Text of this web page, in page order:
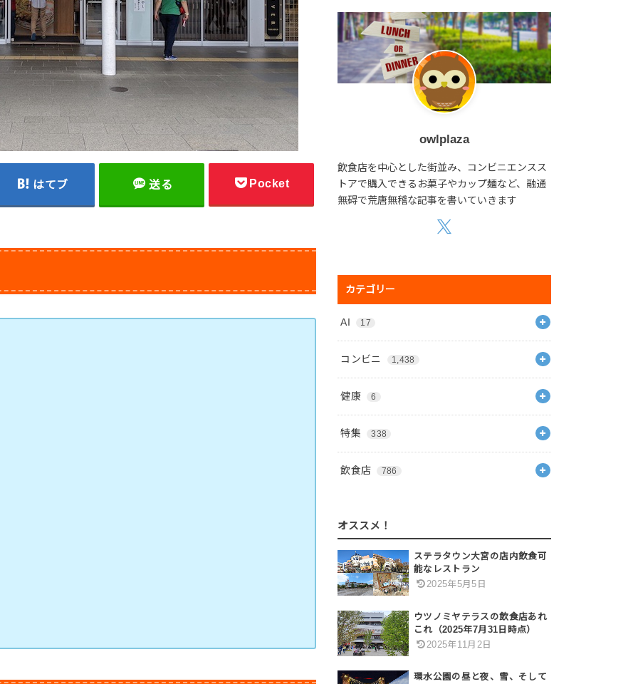
はてブ 送る Pocket
owlplaza
飲食店を中心とした街並み、コンビニエンスス
トアで購入できるお菓子やカップ麺など、融通
無碍で荒唐無稽な記事を書いていきます
カテゴリー
AI 17
コンビニ 1,438
健康 6
特集 338
飲食店 786
オススメ！
ステラタウン大宮の店内飲食可
能なレストラン
2025年5月5日
ウツノミヤテラスの飲食店あれ
これ（2025年7月31日時点）
2025年11月2日
環水公園の昼と夜、雪、そして